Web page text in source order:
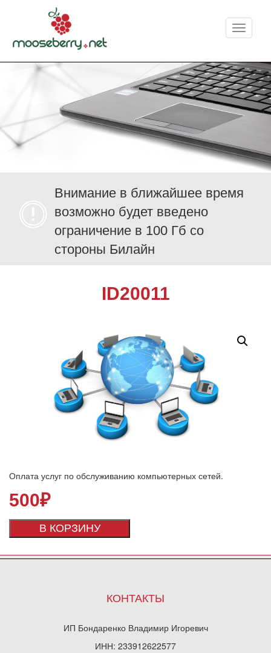
Меню
Внимание в ближайшее время
возможно будет введено
ограничение в 100 Гб со
стороны Билайн
ID20011
Оплата услуг по обслуживанию компьютерных сетей.
500₽
В КОРЗИНУ
КОНТАКТЫ
ИП Бондаренко Владимир Игоревич
ИНН: 233912622577